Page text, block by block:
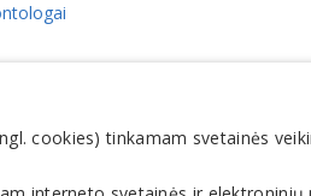
cookies) tinkamam svetainės